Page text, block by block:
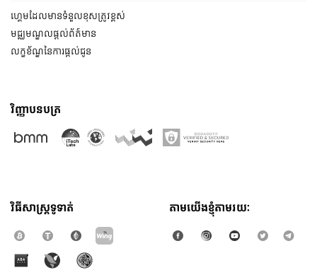
ហ្គេមដែលមានទំនួលខុសត្រូវខ្ពស់
មជ្ឈមណ្ឌលផ្ដល់ព័ត៍មាន
លក្ខខ័ណ្ឌនៃការផ្តល់ជូន
វិញ្ញាបនបត្រ
វិធីសាស្រ្តទូទាត់ តាមយើងខ្ញុំតាមរយៈ